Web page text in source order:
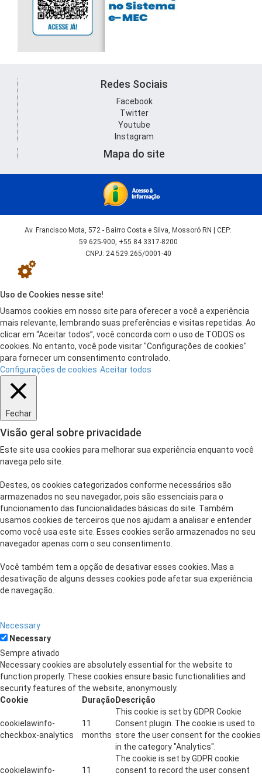
Redes Sociais
Facebook
Twitter
Youtube
Instagram
Mapa do site
Av. Francisco Mota, 572 - Bairro Costa e Silva, Mossoró RN | CEP:
59.625-900, +55 84 3317-8200
CNPJ: 24.529.265/0001-40
Uso de Cookies nesse site!
Usamos cookies em nosso site para oferecer a você a experiência
mais relevante, lembrando suas preferências e visitas repetidas. Ao
clicar em “Aceitar todos”, você concorda com o uso de TODOS os
cookies. No entanto, você pode visitar "Configurações de cookies"
para fornecer um consentimento controlado.
Configurações de cookies Aceitar todos
Fechar
Visão geral sobre privacidade
Este site usa cookies para melhorar sua experiência enquanto você
navega pelo site.
Destes, os cookies categorizados conforme necessários são
armazenados no seu navegador, pois são essenciais para o
funcionamento das funcionalidades básicas do site. Também
usamos cookies de terceiros que nos ajudam a analisar e entender
como você usa este site. Esses cookies serão armazenados no seu
navegador apenas com o seu consentimento.
Você também tem a opção de desativar esses cookies. Mas a
desativação de alguns desses cookies pode afetar sua experiência
de navegação.
Necessary
Necessary
Sempre ativado
Necessary cookies are absolutely essential for the website to
function properly. These cookies ensure basic functionalities and
security features of the website, anonymously.
Cookie
Duração Descrição
cookielawinfo-
checkbox-analytics
11
months
This cookie is set by GDPR Cookie
Consent plugin. The cookie is used to
store the user consent for the cookies
in the category "Analytics".
cookielawinfo-
11
The cookie is set by GDPR cookie
consent to record the user consent